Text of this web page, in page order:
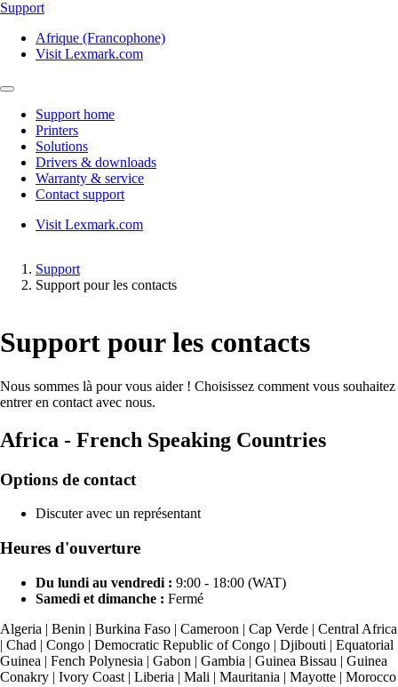
Support
Afrique (Francophone)
Visit Lexmark.com
Support home
Printers
Solutions
Drivers & downloads
Warranty & service
Contact support
Visit Lexmark.com
Support
Support pour les contacts
Support pour les contacts
Nous sommes là pour vous aider ! Choisissez comment vous souhaitez
entrer en contact avec nous.
Africa - French Speaking Countries
Options de contact
Discuter avec un représentant
Heures d'ouverture
Du lundi au vendredi : 9:00 - 18:00 (WAT)
Samedi et dimanche : Fermé
Algeria | Benin | Burkina Faso | Cameroon | Cap Verde | Central Africa
| Chad | Congo | Democratic Republic of Congo | Djibouti | Equatorial
Guinea | Fench Polynesia | Gabon | Gambia | Guinea Bissau | Guinea
Conakry | Ivory Coast | Liberia | Mali | Mauritania | Mayotte | Morocco